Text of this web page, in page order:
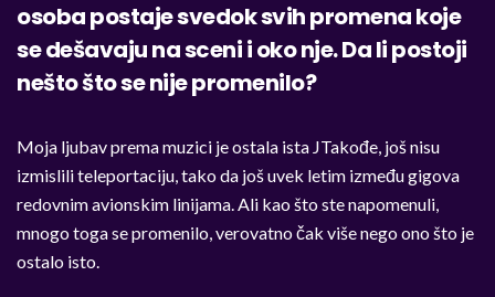
osoba postaje svedok svih promena koje
se dešavaju na sceni i oko nje. Da li postoji
nešto što se nije promenilo?
Moja ljubav prema muzici je ostala ista JTakođe, još nisu
izmislili teleportaciju, tako da još uvek letim između gigova
redovnim avionskim linijama. Ali kao što ste napomenuli,
mnogo toga se promenilo, verovatno čak više nego ono što je
ostalo isto.